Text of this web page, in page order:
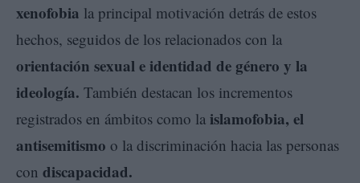
xenofobia la principal motivación detrás de estos
hechos, seguidos de los relacionados con la
orientación sexual e identidad de género y la
ideología. También destacan los incrementos
registrados en ámbitos como la islamofobia, el
antisemitismo o la discriminación hacia las personas
con discapacidad.